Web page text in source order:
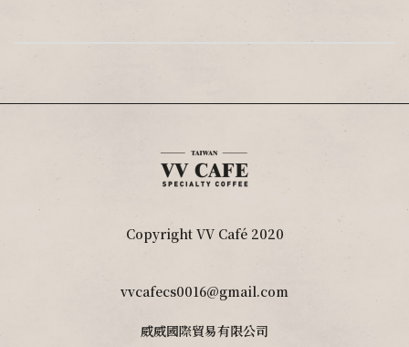
Copyright VV Café 2020
vvcafecs0016@gmail.com
威威國際貿易有限公司